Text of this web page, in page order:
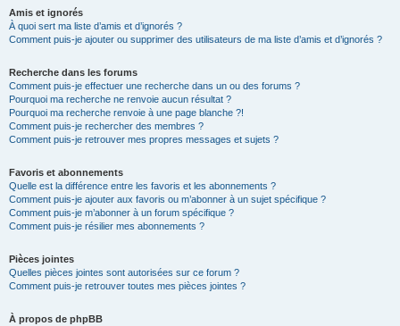
Amis et ignorés
À quoi sert ma liste d’amis et d’ignorés ?
Comment puis-je ajouter ou supprimer des utilisateurs de ma liste d’amis et d’ignorés ?
Recherche dans les forums
Comment puis-je effectuer une recherche dans un ou des forums ?
Pourquoi ma recherche ne renvoie aucun résultat ?
Pourquoi ma recherche renvoie à une page blanche ?!
Comment puis-je rechercher des membres ?
Comment puis-je retrouver mes propres messages et sujets ?
Favoris et abonnements
Quelle est la différence entre les favoris et les abonnements ?
Comment puis-je ajouter aux favoris ou m’abonner à un sujet spécifique ?
Comment puis-je m’abonner à un forum spécifique ?
Comment puis-je résilier mes abonnements ?
Pièces jointes
Quelles pièces jointes sont autorisées sur ce forum ?
Comment puis-je retrouver toutes mes pièces jointes ?
À propos de phpBB